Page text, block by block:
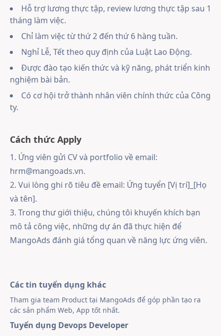
Hỗ trợ lương thực tập, review lương thực tập sau 1
tháng làm việc.
Chỉ làm việc từ thứ 2 đến thứ 6 hàng tuần.
Nghỉ Lễ, Tết theo quy định của Luật Lao Động.
Được đào tạo kiến thức và kỹ năng, phát triển kinh
nghiệm bài bản.
Có cơ hội trở thành nhân viên chính thức của Công
ty.
Cách thức Apply
1. Ứng viên gửi CV và portfolio về email:
hrm@mangoads.vn.
2. Vui lòng ghi rõ tiêu đề email: Ứng tuyển [Vị trí]_[Họ
và tên].
3. Trong thư giới thiệu, chúng tôi khuyến khích bạn
mô tả công việc, những dự án đã thực hiện để
MangoAds đánh giá tổng quan về năng lực ứng viên.
Các tin tuyển dụng khác
Tham gia team Product tại MangoAds để góp phần tạo ra
các sản phẩm Web, App tốt nhất.
Tuyển dụng Devops Developer